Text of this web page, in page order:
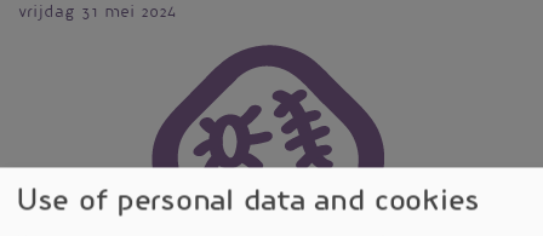
vrijdag 31 mei 2024
Use of personal data and cookies